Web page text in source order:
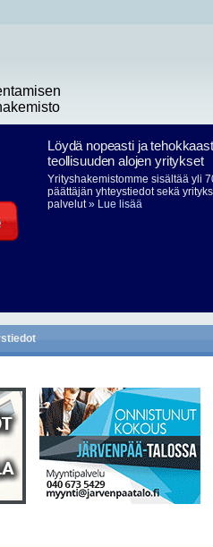
Löydä nopeasti ja
teollisuuden alojen yritykset
Yrityshakemistomme sisältää yli
päättäjän yhteystiedot sekä
palvelut» Lue lisää